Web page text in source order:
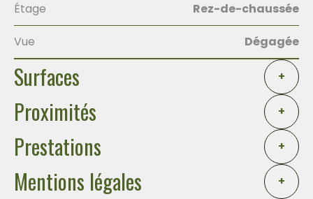
Étage Rez-de-chaussée
Vue Dégagée
Surfaces +
Proximités +
Prestations +
Mentions légales +